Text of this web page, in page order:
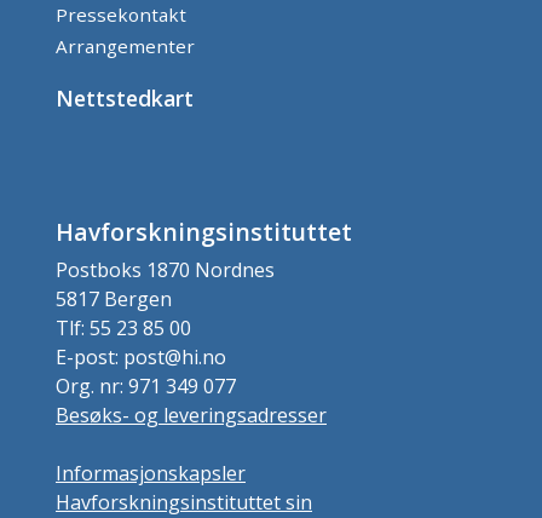
Pressekontakt
Arrangementer
Nettstedkart
Havforskningsinstituttet
Postboks 1870 Nordnes
5817 Bergen
Tlf: 55 23 85 00
E-post: post@hi.no
Org. nr: 971 349 077
Besøks- og leveringsadresser
Informasjonskapsler
Havforskningsinstituttet sin